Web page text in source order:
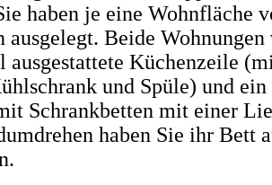
haben je eine Wohnfläche
ausgelegt. Beide
ausgestattete Küchenzeile
und Spüle) und ein
Schrankbetten mit einer
haben Sie ihr Bett